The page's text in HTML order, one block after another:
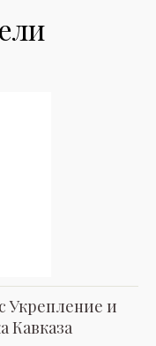
Укрепление и
Кавказа